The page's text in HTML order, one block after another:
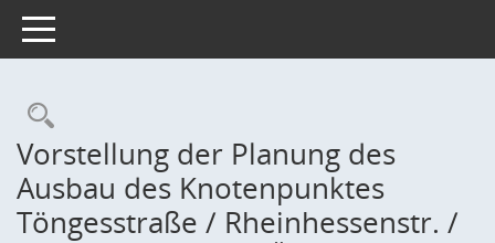
Toggle navigation
Rechercheauswahl
Vorstellung der Planung des
Ausbau des Knotenpunktes
Töngesstraße / Rheinhessenstr. /